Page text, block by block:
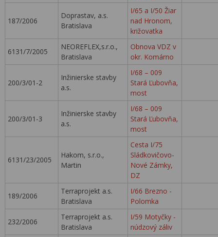
187/2006
Doprastav, a.s.
Bratislava
I/65 a I/50 Žiar
nad Hronom,
križovatka
6131/7/2005
NEOREFLEX,s.r.o.,
Bratislava
Obnova VDZ v
okr. Komárno
200/3/01-2
Inžinierske stavby
a.s.
I/68 – 009
Stará Ľubovňa,
most
200/3/01-3
Inžinierske stavby
a.s.
I/68 – 009
Stará Ľubovňa,
most
6131/23/2005
Hakom, s.r.o.,
Martin
Cesta I/75
Sládkovičovo-
Nové Zámky,
DZ
189/2006
Terraprojekt a.s.
Bratislava
I/66 Brezno -
Polomka
232/2006
Terraprojekt a.s.
Bratislava
I/59 Motyčky -
núdzový záliv